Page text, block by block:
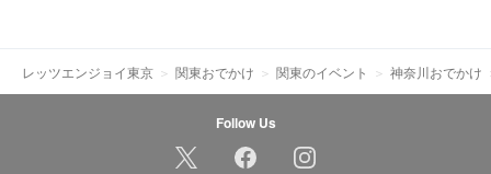
レッツエンジョイ東京 関東おでかけ 関東のイベント 神奈川おでかけ
Follow Us